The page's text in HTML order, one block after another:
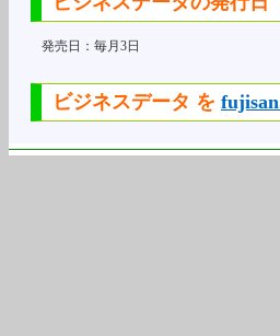
発売日：毎月3日
ビジネスデータ を